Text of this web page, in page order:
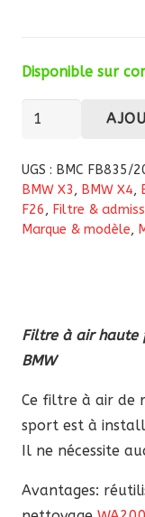
Disponible sur
quantité
Filtre
à
air
haute
pour
BMW
UGS : BMC FB835/
BMW X3, BMW X4,
F26, Filtre &
Marque & modèle,
Filtre à air haute
BMW
Ce filtre à air de
sport est à
Il ne nécessite
Avantages: